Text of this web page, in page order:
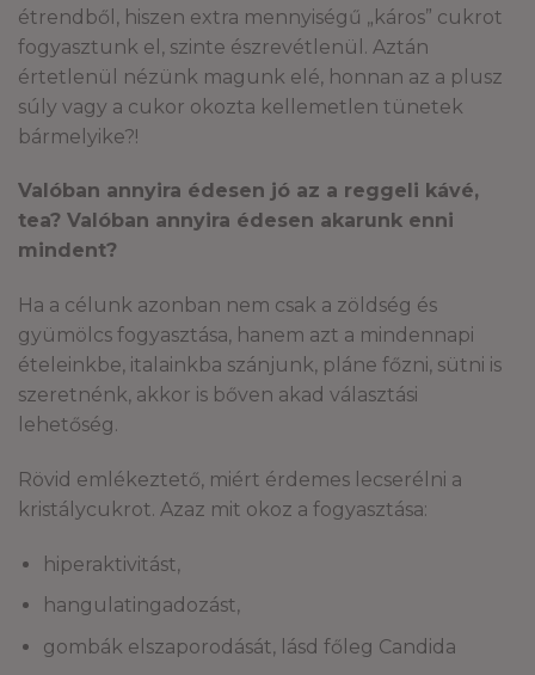
étrendből, hiszen extra mennyiségű „káros” cukrot
fogyasztunk el, szinte észrevétlenül. Aztán
értetlenül nézünk magunk elé, honnan az a plusz
súly vagy a cukor okozta kellemetlen tünetek
bármelyike?!
Valóban annyira édesen jó az a reggeli kávé,
tea? Valóban annyira édesen akarunk enni
mindent?
Ha a célunk azonban nem csak a zöldség és
gyümölcs fogyasztása, hanem azt a mindennapi
ételeinkbe, italainkba szánjunk, pláne főzni, sütni is
szeretnénk, akkor is bőven akad választási
lehetőség.
Rövid emlékeztető, miért érdemes lecserélni a
kristálycukrot. Azaz mit okoz a fogyasztása:
hiperaktivitást,
hangulatingadozást,
gombák elszaporodását, lásd főleg Candida